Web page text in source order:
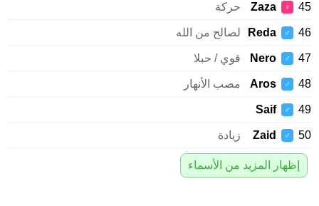
♀
Zaza حركة
♂
Reda لصالح من الله
♂
Nero قوي / حبلا
♂
Aros مصب الأنهار
♂
Saif
♂
Zaid زيادة
إظهار المزيد من الأسماء